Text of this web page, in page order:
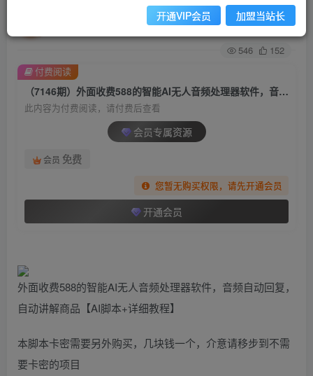
关注 私信
546 152
（7146期）外面收费588的智能AI无人音频处理器软件，音频自动回复，自动讲解商品
此内容为付费阅读，请付费后查看
会员专属资源
会员 免费
您暂无购买权限，请先开通会员
开通会员
付费阅读
外面收费588的智能AI无人音频处理器软件，音频自动回复，
自动讲解商品【AI脚本+详细教程】
本脚本卡密需要另外购买，几块钱一个，介意请移步到不需
要卡密的项目
开通VIP会员 加盟当站长